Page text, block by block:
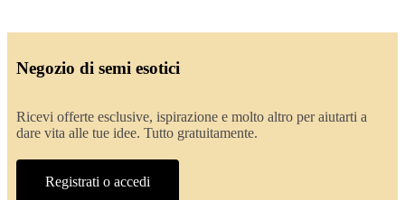
Negozio di semi esotici
Ricevi offerte esclusive, ispirazione e molto altro per aiutarti a
dare vita alle tue idee. Tutto gratuitamente.
Registrati o accedi